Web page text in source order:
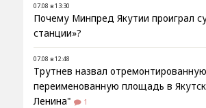
07.08 в 13:30
Почему Минпред Якутии проиграл
станции»?
07.08 в 12:48
Трутнев назвал
переименованную площадь в
Ленина"
1